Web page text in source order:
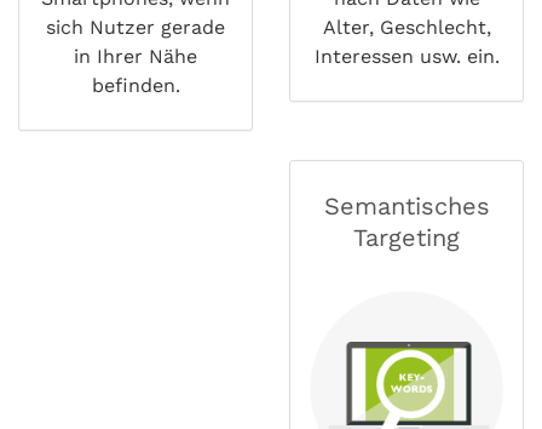
sich Nutzer gerade
in Ihrer Nähe
befinden.
Alter, Geschlecht,
Interessen usw. ein.
Semantisches
Targeting